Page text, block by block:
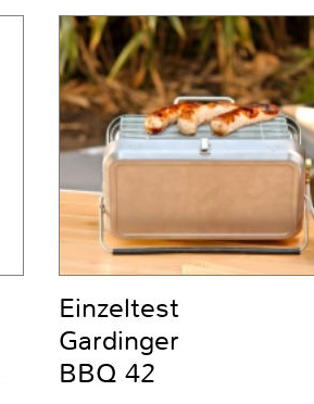
Einzeltest
Gardinger
BBQ 42